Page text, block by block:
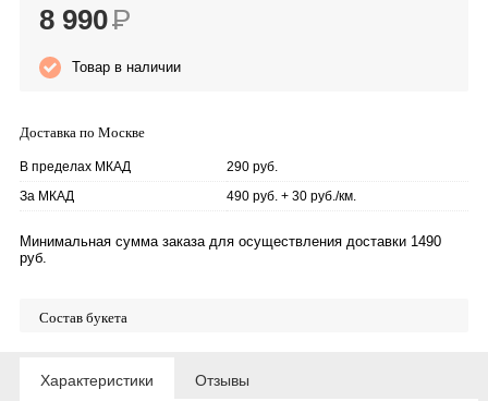
8 990Р
Товар в наличии
Доставка по Москве
В пределах МКАД
290 руб.
За МКАД
490 руб. + 30 руб./км.
Минимальная сумма заказа для осуществления доставки 1490
руб.
Состав букета
Характеристики Отзывы